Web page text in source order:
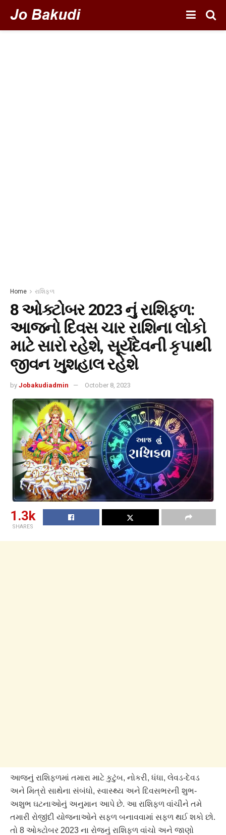
Home રાશિફળ
8 ઓક્ટોબર 2023 નું રાશિફળ:
આજનો દિવસ ચાર રાશિના લોકો
માટે સારો રહેશે, સૂર્યદેવની કૃપાથી
જીવન ખુશહાલ રહેશે
by Jobakudiadmin October 8, 2023
1.3k
SHARES
આજનું રાશિફળમાં તમારા માટે કુટુંબ, નોકરી, ધંધા, લેવડ-દેવડ
અને મિત્રો સાથેના સંબંધો, સ્વાસ્થ્ય અને દિવસભરની શુભ-
અશુભ ઘટનાઓનું અનુમાન આપે છે. આ રાશિફળ વાંચીને તમે
તમારી રોજીંદી યોજનાઓને સફળ બનાવવામાં સફળ થઈ શકો છો.
તો 8 ઓક્ટોબર 2023 ના રોજનું રાશિફળ વાંચો અને જાણો